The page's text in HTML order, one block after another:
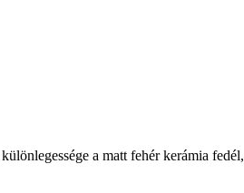
a matt fehér kerámia